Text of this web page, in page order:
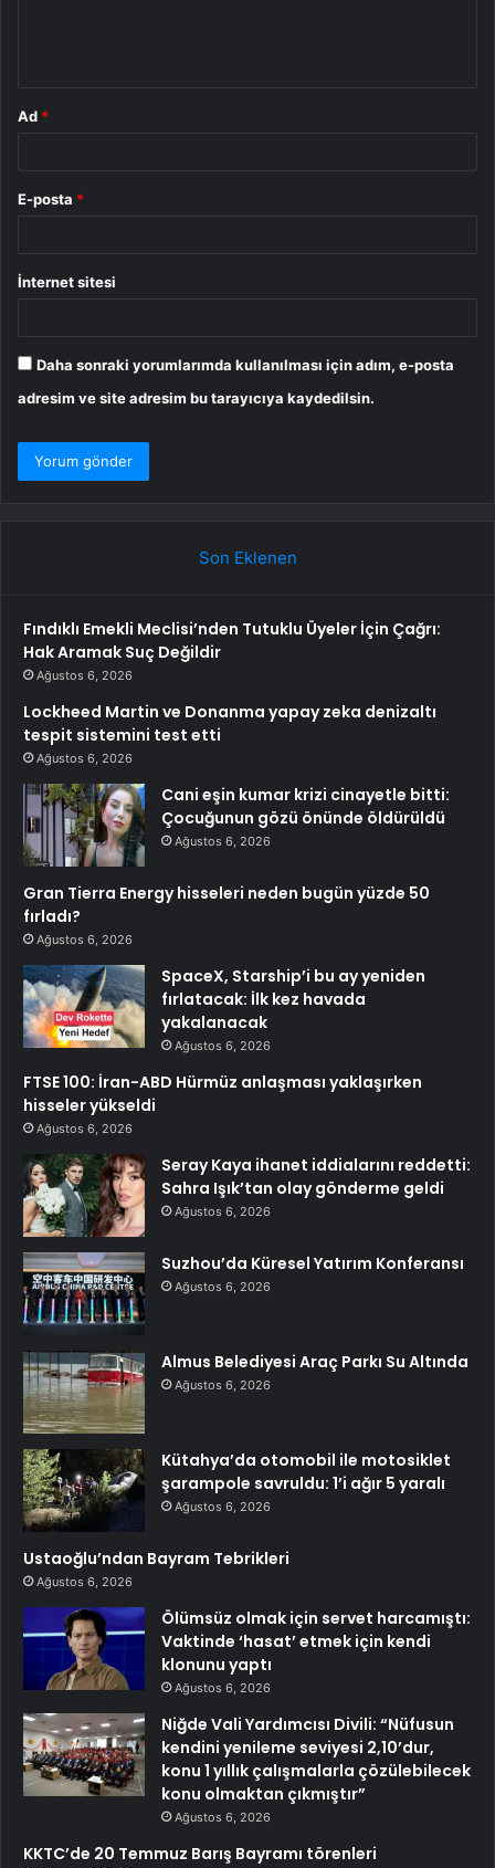
Ad *
E-posta *
İnternet sitesi
Daha sonraki yorumlarımda kullanılması için adım, e-posta
adresim ve site adresim bu tarayıcıya kaydedilsin.
Son Eklenen
Fındıklı Emekli Meclisi’nden Tutuklu Üyeler İçin Çağrı:
Hak Aramak Suç Değildir
Ağustos 6, 2026
Lockheed Martin ve Donanma yapay zeka denizaltı
tespit sistemini test etti
Ağustos 6, 2026
Cani eşin kumar krizi cinayetle bitti:
Çocuğunun gözü önünde öldürüldü
Ağustos 6, 2026
Gran Tierra Energy hisseleri neden bugün yüzde 50
fırladı?
Ağustos 6, 2026
SpaceX, Starship’i bu ay yeniden
fırlatacak: İlk kez havada
yakalanacak
Ağustos 6, 2026
FTSE 100: İran-ABD Hürmüz anlaşması yaklaşırken
hisseler yükseldi
Ağustos 6, 2026
Seray Kaya ihanet iddialarını reddetti:
Sahra Işık’tan olay gönderme geldi
Ağustos 6, 2026
Suzhou’da Küresel Yatırım Konferansı
Ağustos 6, 2026
Almus Belediyesi Araç Parkı Su Altında
Ağustos 6, 2026
Kütahya’da otomobil ile motosiklet
şarampole savruldu: 1’i ağır 5 yaralı
Ağustos 6, 2026
Ustaoğlu’ndan Bayram Tebrikleri
Ağustos 6, 2026
Ölümsüz olmak için servet harcamıştı:
Vaktinde ‘hasat’ etmek için kendi
klonunu yaptı
Ağustos 6, 2026
Niğde Vali Yardımcısı Divili: “Nüfusun
kendini yenileme seviyesi 2,10’dur,
konu 1 yıllık çalışmalarla çözülebilecek
konu olmaktan çıkmıştır”
Ağustos 6, 2026
KKTC’de 20 Temmuz Barış Bayramı törenleri